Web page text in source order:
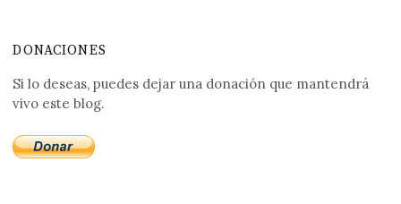
DONACIONES
Si lo deseas, puedes dejar una donación que mantendrá
vivo este blog.